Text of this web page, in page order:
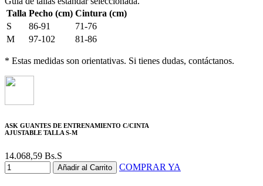
Talla Pecho (cm) Cintura (cm)
S
86-91
71-76
M
97-102 81-86
* Estas medidas son orientativas. Si tienes dudas, contáctanos.
ASK GUANTES DE ENTRENAMIENTO C/CINTA
AJUSTABLE TALLA S-M
14.068,59 Bs.S
Añadir al Carrito COMPRAR YA